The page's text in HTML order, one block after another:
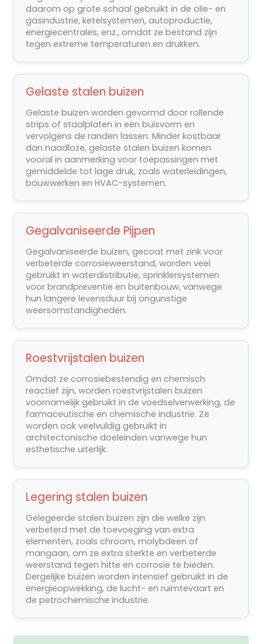
daarom op grote schaal gebruikt in de olie- en
gasindustrie, ketelsystemen, autoproductie,
energiecentrales, enz., omdat ze bestand zijn
tegen extreme temperaturen en drukken.
Gelaste stalen buizen
Gelaste buizen worden gevormd door rollende
strips of staalplaten in een buisvorm en
vervolgens de randen lassen. Minder kostbaar
dan naadloze, gelaste stalen buizen komen
vooral in aanmerking voor toepassingen met
gemiddelde tot lage druk, zoals waterleidingen,
bouwwerken en HVAC-systemen.
Gegalvaniseerde Pijpen
Gegalvaniseerde buizen, gecoat met zink voor
verbeterde corrosieweerstand, worden veel
gebruikt in waterdistributie, sprinklersystemen
voor brandpreventie en buitenbouw, vanwege
hun langere levensduur bij ongunstige
weersomstandigheden.
Roestvrijstalen buizen
Omdat ze corrosiebestendig en chemisch
reactief zijn, worden roestvrijstalen buizen
voornamelijk gebruikt in de voedselverwerking, de
farmaceutische en chemische industrie. Ze
worden ook veelvuldig gebruikt in
architectonische doeleinden vanwege hun
esthetische uiterlijk.
Legering stalen buizen
Gelegeerde stalen buizen zijn die welke zijn
verbeterd met de toevoeging van extra
elementen, zoals chroom, molybdeen of
mangaan, om ze extra sterkte en verbeterde
weerstand tegen hitte en corrosie te bieden.
Dergelijke buizen worden intensief gebruikt in de
energieopwekking, de lucht- en ruimtevaart en
de petrochemische industrie.